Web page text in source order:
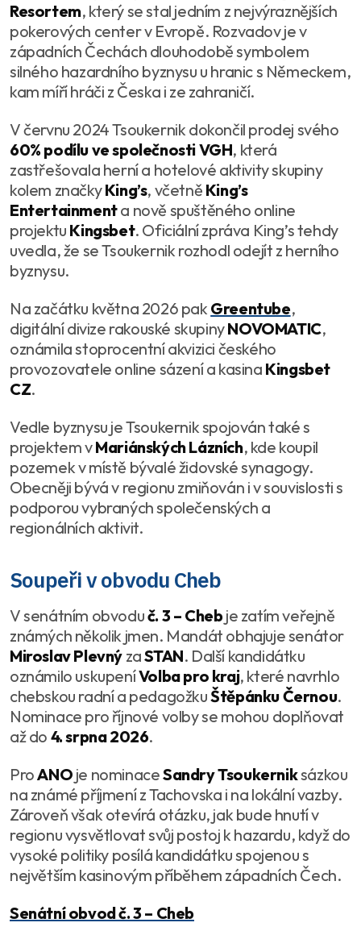
Resortem, který se stal jedním z nejvýraznějších
pokerových center v Evropě. Rozvadov je v
západních Čechách dlouhodobě symbolem
silného hazardního byznysu u hranic s Německem,
kam míří hráči z Česka i ze zahraničí.
V červnu 2024 Tsoukernik dokončil prodej svého
60% podílu ve společnosti VGH, která
zastřešovala herní a hotelové aktivity skupiny
kolem značkyKing’s, včetně King’s
Entertainmenta nově spuštěného online
projektu Kingsbet. Oficiální zpráva King’s tehdy
uvedla, že se Tsoukernik rozhodl odejít z herního
byznysu.
Na začátku května 2026 pak Greentube,
digitální divize rakouské skupinyNOVOMATIC,
oznámila stoprocentní akvizici českého
provozovatele online sázení a kasina Kingsbet
CZ.
Vedle byznysu je Tsoukernik spojován také s
projektem vMariánských Lázních, kde koupil
pozemek v místě bývalé židovské synagogy.
Obecněji bývá v regionu zmiňován i v souvislosti s
podporou vybraných společenských a
regionálních aktivit.
Soupeři v obvodu Cheb
V senátním obvoduč. 3 – Cheb je zatím veřejně
známých několik jmen. Mandát obhajuje senátor
Miroslav Plevný zaSTAN. Další kandidátku
oznámilo uskupeníVolba pro kraj, které navrhlo
chebskou radní a pedagožkuŠtěpánku Černou.
Nominace pro říjnové volby se mohou doplňovat
až do 4. srpna 2026.
ProANO je nominaceSandry Tsoukerniksázkou
na známé příjmení z Tachovska i na lokální vazby.
Zároveň však otevírá otázku, jak bude hnutí v
regionu vysvětlovat svůj postoj k hazardu, když do
vysoké politiky posílá kandidátku spojenou s
největším kasinovým příběhem západních Čech.
Senátní obvod č. 3 – Cheb